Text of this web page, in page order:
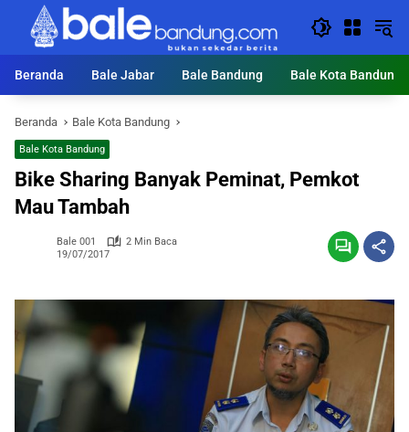
Langsung
konten
Beranda
Bale Jabar Bale Bandung Bale Kota Bandung
Beranda Bale Kota Bandung
Bale Kota Bandung
Bike Sharing Banyak Peminat, Pemkot
Mau Tambah
Bale 001
2 Min Baca
19/07/2017